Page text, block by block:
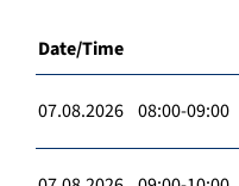
Date/Time
07.08.2026 08:00-09:00